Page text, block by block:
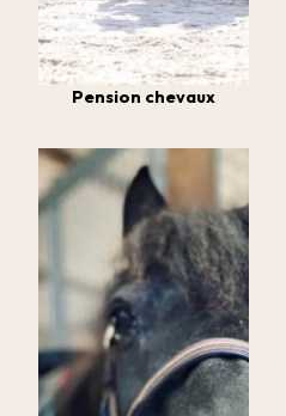
Pension chevaux